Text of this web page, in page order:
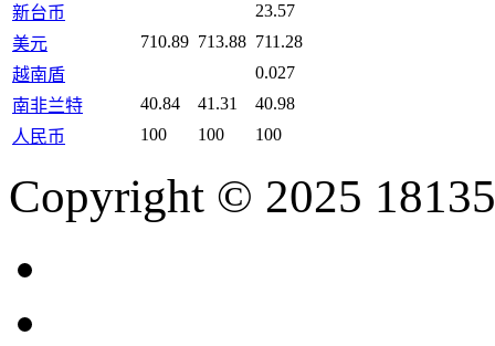
新台币
23.57
美元
710.89 713.88 711.28
越南盾
0.027
南非兰特
40.84 41.31
40.98
人民币
100 100 100
Copyright © 2025